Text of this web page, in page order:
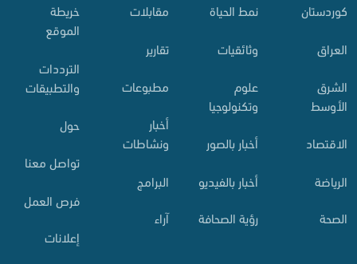
کوردستان
العراق
الشرق
الأوسط
الاقتصاد
الرياضة
الصحة
نمط الحياة
وثائقيات
علوم
وتكنولوجيا
أخبار بالصور
أخبار بالفيديو
رؤية الصحافة
مقابلات
تقارير
مطبوعات
أخبار
ونشاطات
البرامج
آراء
خريطة
الموقع
الترددات
والتطبيقات
حول
تواصل معنا
فرص العمل
إعلانات